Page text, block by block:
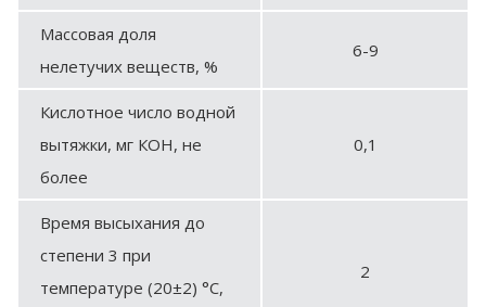
Массовая доля
нелетучих веществ, %
6-9
Кислотное число водной
вытяжки, мг КОН, не
более
0,1
Время высыхания до
степени 3 при
температуре (20±2) °С,
2